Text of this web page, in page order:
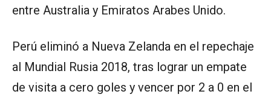
entre Australia y Emiratos Arabes Unido.
Perú eliminó a Nueva Zelanda en el repechaje
al Mundial Rusia 2018, tras lograr un empate
de visita a cero goles y vencer por 2 a 0 en el